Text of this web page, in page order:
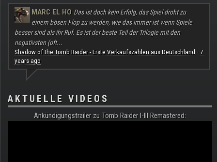
MARC EL HO Das ist doch kein Erfolg, das Spiel droht zu
einem bösen Flop zu werden, wie das immer ist wenn Spiele
besser sind als ihr Ruf. Es ist der beste Teil der Trilogie mit den
negativsten (oft...
Shadow of the Tomb Raider - Erste Verkaufszahlen aus Deutschland · 7
years ago
AKTUELLE VIDEOS
Ankündigungstrailer zu Tomb Raider I-III Remastered: